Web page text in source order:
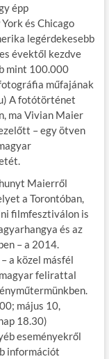
épp
és Chicago
legérdekesebb
évektől kezdve
mint 100.000
műfajának
A fotótörténet
ma Vivian Maier
– egy ötven
Maierről
a Torontóban,
filmfesztiválon is
és az
– a 2014.
a közel másfél
felirattal
május 10,
18.30)
eseményekről
információt